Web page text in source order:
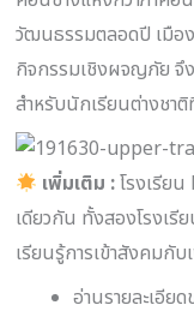
วัฒนธรรมตลอดปี เมือ
กิจกรรมเชิงผจญภัย จึ
สำหรับนักเรียนต่างชา
เพิ่มเติม :โรงเรีย
เดียวกัน ทั้งสองโรงเรี
เรียนรู้การเข้าสังคมกั
อ่านรายละเอีย